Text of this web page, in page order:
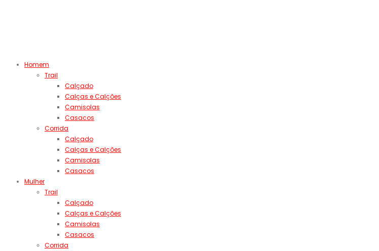
Homem
Trail
Calçado
Calças e Calções
Camisolas
Casacos
Corrida
Calçado
Calças e Calções
Camisolas
Casacos
Mulher
Trail
Calçado
Calças e Calções
Camisolas
Casacos
Corrida